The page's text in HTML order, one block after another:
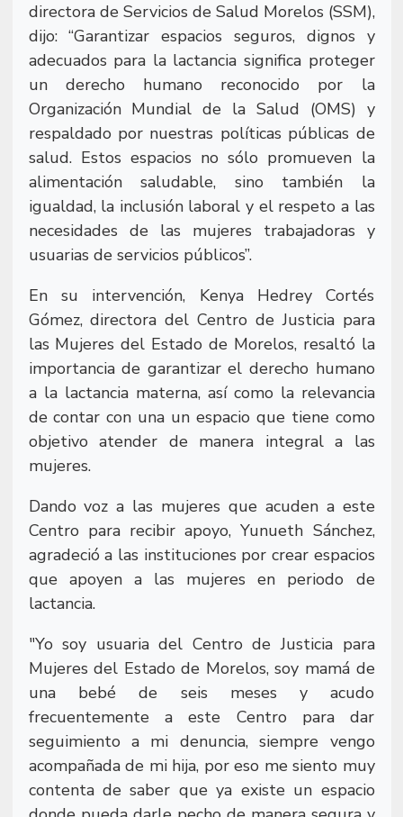
directora de Servicios de Salud Morelos (SSM),
dijo: “Garantizar espacios seguros, dignos y
adecuados para la lactancia significa proteger
un derecho humano reconocido por la
Organización Mundial de la Salud (OMS) y
respaldado por nuestras políticas públicas de
salud. Estos espacios no sólo promueven la
alimentación saludable, sino también la
igualdad, la inclusión laboral y el respeto a las
necesidades de las mujeres trabajadoras y
usuarias de servicios públicos”.
En su intervención, Kenya Hedrey Cortés
Gómez, directora del Centro de Justicia para
las Mujeres del Estado de Morelos, resaltó la
importancia de garantizar el derecho humano
a la lactancia materna, así como la relevancia
de contar con una un espacio que tiene como
objetivo atender de manera integral a las
mujeres.
Dando voz a las mujeres que acuden a este
Centro para recibir apoyo, Yunueth Sánchez,
agradeció a las instituciones por crear espacios
que apoyen a las mujeres en periodo de
lactancia.
"Yo soy usuaria del Centro de Justicia para
Mujeres del Estado de Morelos, soy mamá de
una bebé de seis meses y acudo
frecuentemente a este Centro para dar
seguimiento a mi denuncia, siempre vengo
acompañada de mi hija, por eso me siento muy
contenta de saber que ya existe un espacio